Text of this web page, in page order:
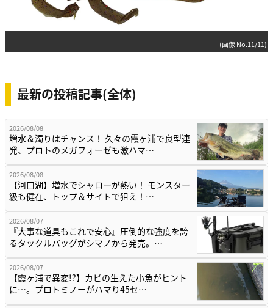
(画像 No.11/11)
最新の投稿記事(全体)
2026/08/08
増水＆濁りはチャンス！ 久々の霞ヶ浦で良型連
発、プロトのメガフォーゼも激ハマ…
2026/08/08
【河口湖】増水でシャローが熱い！ モンスター
級も健在、トップ＆サイトで狙え！…
2026/08/07
『大事な道具もこれで安心』圧倒的な強度を誇
るタックルバッグがシマノから発売。…
2026/08/07
【霞ヶ浦で異変!?】カビの生えた小魚がヒント
に…。プロトミノーがハマり45セ…